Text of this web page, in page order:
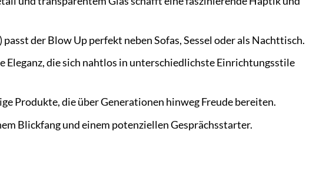
der Blow Up perfekt neben Sofas, Sessel oder als Nachttisch.
Eleganz, die sich nahtlos in unterschiedlichste Einrichtungsstile
Produkte, die über Generationen hinweg Freude bereiten.
Blickfang und einem potenziellen Gesprächsstarter.